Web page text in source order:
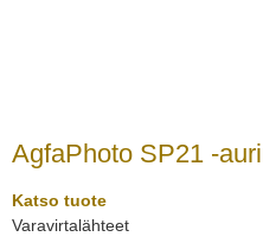
AgfaPhoto SP21 -
Katso tuote
Varavirtalähteet